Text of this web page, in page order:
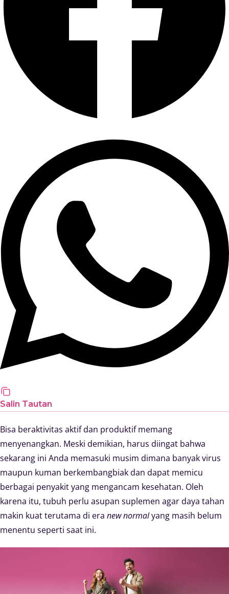
Salin Tautan
Bisa beraktivitas aktif dan produktif memang
menyenangkan. Meski demikian, harus diingat bahwa
sekarang ini Anda memasuki musim dimana banyak virus
maupun kuman berkembangbiak dan dapat memicu
berbagai penyakit yang mengancam kesehatan. Oleh
karena itu, tubuh perlu asupan suplemen agar daya tahan
makin kuat terutama di era new normalyang masih belum
menentu seperti saat ini.